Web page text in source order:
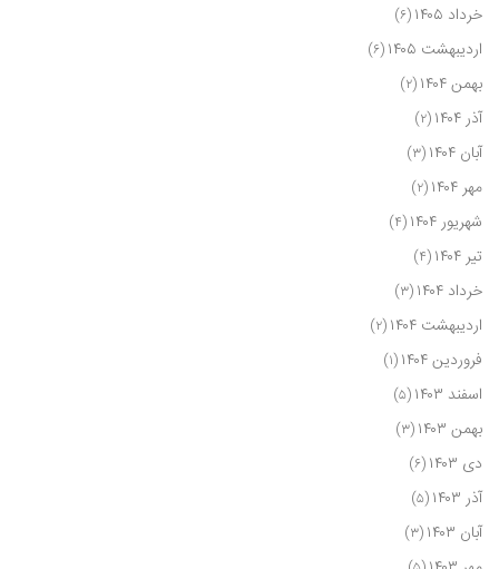
خرداد ۱۴۰۵ (۶)
اردیبهشت ۱۴۰۵ (۶)
بهمن ۱۴۰۴ (۲)
آذر ۱۴۰۴ (۲)
آبان ۱۴۰۴ (۳)
مهر ۱۴۰۴ (۲)
شهریور ۱۴۰۴ (۴)
تیر ۱۴۰۴ (۴)
خرداد ۱۴۰۴ (۳)
اردیبهشت ۱۴۰۴ (۲)
فروردین ۱۴۰۴ (۱)
اسفند ۱۴۰۳ (۵)
بهمن ۱۴۰۳ (۳)
دی ۱۴۰۳ (۶)
آذر ۱۴۰۳ (۵)
آبان ۱۴۰۳ (۳)